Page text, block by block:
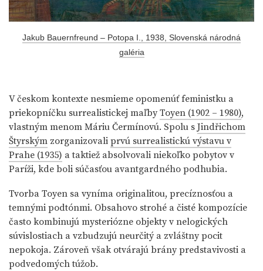
Jakub Bauernfreund – Potopa I., 1938, Slovenská národná
galéria
V českom kontexte nesmieme opomenúť feministku a
priekopníčku surrealistickej maľbyToyen (1902 – 1980),
vlastným menom Máriu Čermínovú. Spolu s Jindřichom
Štyrským zorganizovali prvú surrealistickú výstavu v
Prahe (1935) a taktiež absolvovali niekoľko pobytov v
Paríži, kde boli súčasťou avantgardného podhubia.
Tvorba Toyen sa vyníma originalitou, precíznosťou a
temnými podtónmi. Obsahovo strohé a čisté kompozície
často kombinujú mysteriózne objekty v nelogických
súvislostiach a vzbudzujú neurčitý a zvláštny pocit
nepokoja. Zároveň však otvárajú brány predstavivosti a
podvedomých túžob.